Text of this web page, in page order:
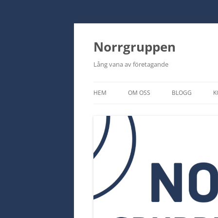
Norrgruppen
Lång vana av företagande
HEM OM OSS BLOGG